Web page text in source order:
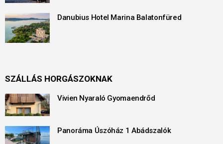
Danubius Hotel Marina Balatonfüred
SZÁLLÁS HORGÁSZOKNAK
Vivien Nyaraló Gyomaendrőd
Panoráma Úszóház 1 Abádszalók